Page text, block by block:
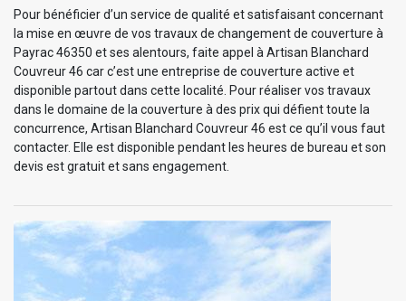
Pour bénéficier d’un service de qualité et satisfaisant concernant
la mise en œuvre de vos travaux de changement de couverture à
Payrac 46350 et ses alentours, faite appel à Artisan Blanchard
Couvreur 46 car c’est une entreprise de couverture active et
disponible partout dans cette localité. Pour réaliser vos travaux
dans le domaine de la couverture à des prix qui défient toute la
concurrence, Artisan Blanchard Couvreur 46 est ce qu’il vous faut
contacter. Elle est disponible pendant les heures de bureau et son
devis est gratuit et sans engagement.